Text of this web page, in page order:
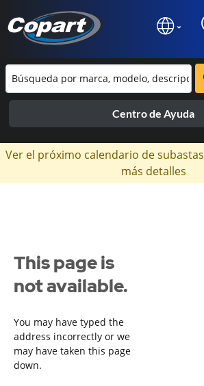
Centro de Ayuda
Ver el próximo calendario de subastas
más detalles
This page is
not available.
You may have typed the
address incorrectly or we
may have taken this page
down.